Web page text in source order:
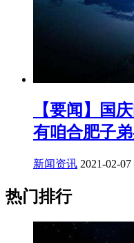
【要闻】国
有咱合肥子
新闻资讯 2021-02-07
热门排行